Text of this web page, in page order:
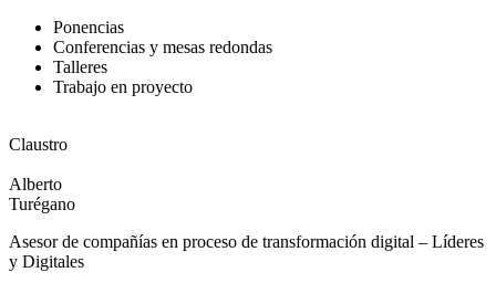
Ponencias
Conferencias y mesas redondas
Talleres
Trabajo en proyecto
Claustro
Alberto
Turégano
Asesor de compañías en proceso de transformación digital – Líderes
y Digitales